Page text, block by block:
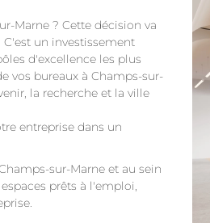
Marne ? Cette décision va
un investissement
d'excellence les plus
vos bureaux à Champs-sur-
la recherche et la ville
entreprise dans un
sur-Marne et au sein
prêts à l'emploi,